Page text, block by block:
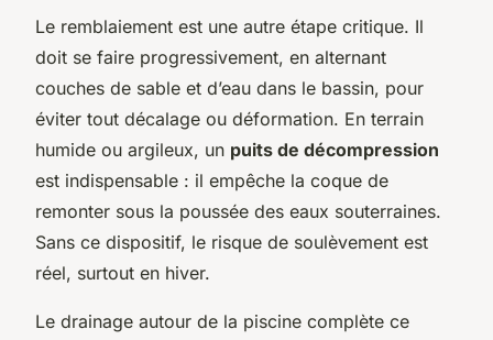
Le remblaiement est une autre étape critique. Il
doit se faire progressivement, en alternant
couches de sable et d’eau dans le bassin, pour
éviter tout décalage ou déformation. En terrain
humide ou argileux, un puits de décompression
est indispensable : il empêche la coque de
remonter sous la poussée des eaux souterraines.
Sans ce dispositif, le risque de soulèvement est
réel, surtout en hiver.
Le drainage autour de la piscine complète ce